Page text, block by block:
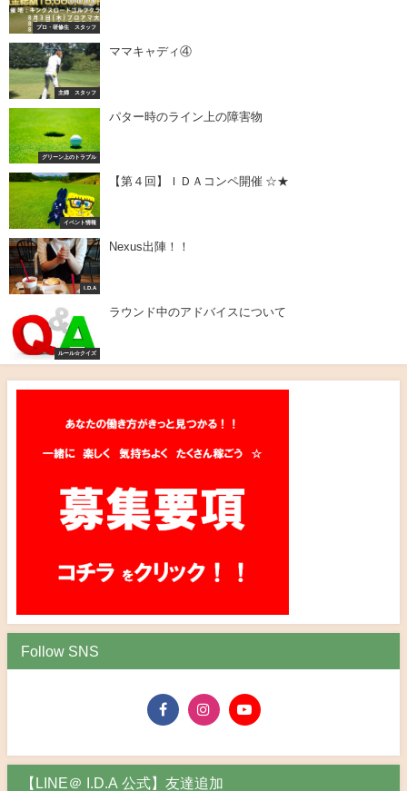
プロ・研修生 スタッフ
主婦 スタッフ
ママキャディ④
グリーン上のトラブル
パター時のライン上の障害物
イベント情報
【第４回】ＩＤＡコンペ開催 ☆★
I.D.A
Nexus出陣！！
ルール☆クイズ
ラウンド中のアドバイスについて
Follow SNS
【LINE＠ I.D.A 公式】友達追加